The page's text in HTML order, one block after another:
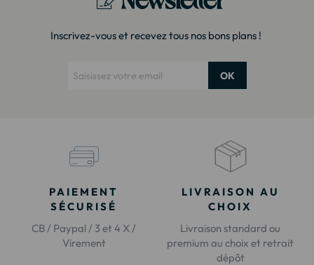
Inscrivez-vous et recevez tous nos bons plans !
OK
PAIEMENT
SÉCURISÉ
CB / Paypal / 3 et 4 X /
Virement
LIVRAISON AU
CHOIX
Livraison standard ou
premium au choix et retrait
dépôt